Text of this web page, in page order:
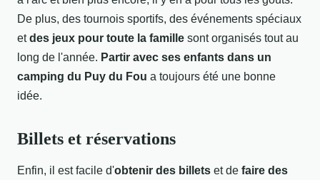
De plus, des tournois sportifs, des événements spéciaux
etdes jeux pour toute la famille sont organisés tout au
long de l'année. Partir avec ses enfants dans un
camping du Puy du Fou a toujours été une bonne
idée.
Billets et réservations
Enfin, il est facile d'obtenir des billets et de faire des